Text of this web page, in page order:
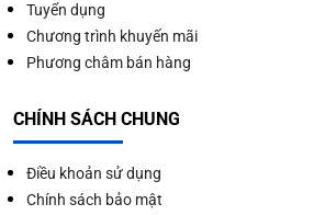
Lợi ích khi sử dụng máy kẹp
Đặc điểm nổi bật của
bánh mì
Thiết kế nhỏ gọn, dễ di chuyển
Tuyển dụng
Chương trình khuyến mãi
Phương châm bán hàng
CHÍNH SÁCH CHUNG
Điều khoản sử dụng
Chính sách bảo mật